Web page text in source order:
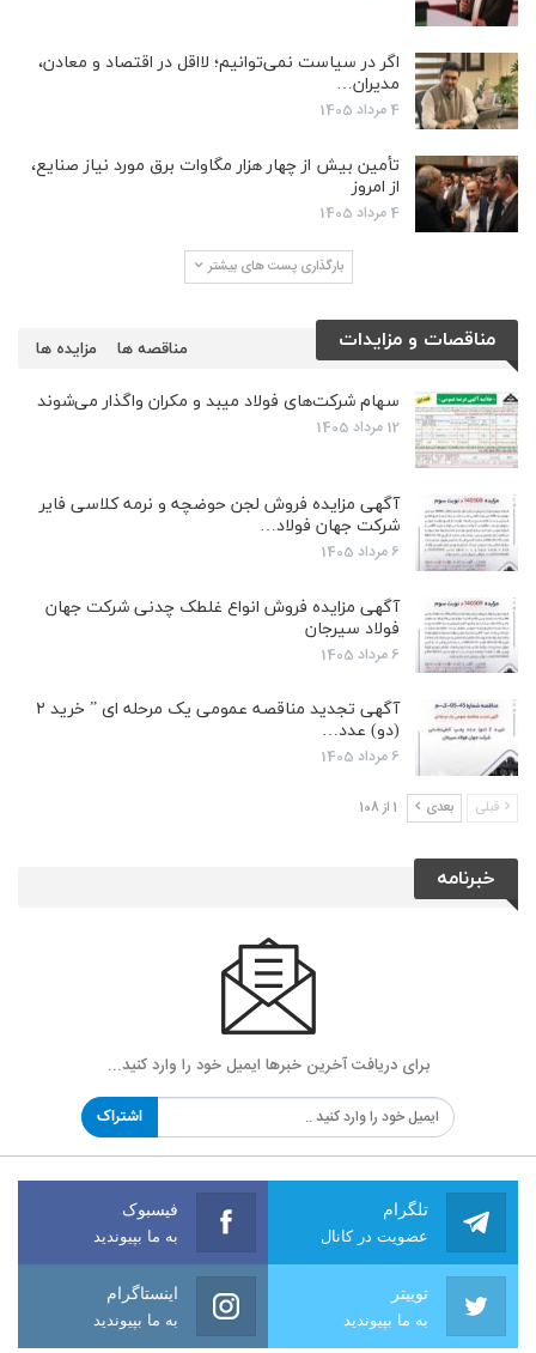
اگر در سیاست نمی‌توانیم؛ لااقل در اقتصاد و معادن،
مدیران…
4 مرداد 1405
تأمین بیش از چهار هزار مگاوات برق مورد نیاز صنایع،
از امروز
4 مرداد 1405
بارگذاری پست های بیشتر
مناقصات و مزایدات مزایده ها مناقصه ها
سهام شرکت‌های فولاد میبد و مکران واگذار می‌شوند
12 مرداد 1405
آگهی مزایده فروش لجن حوضچه و نرمه کلاسی فایر
شرکت جهان فولاد…
6 مرداد 1405
آگهی مزایده فروش انواع غلطک چدنی شرکت جهان
فولاد سیرجان
6 مرداد 1405
آگهی تجدید مناقصه عمومی یک مرحله ای ” خرید ۲
(دو) عدد…
6 مرداد 1405
قبلی بعدی 1 از 108
خبرنامه
برای دریافت آخرین خبرها ایمیل خود را وارد کنید...
اشتراک
تلگرام
عضویت در کانال
فیسبوک
به ما بپیوندید
توییتر
به ما بپیوندید
اینستاگرام
به ما بپیوندید